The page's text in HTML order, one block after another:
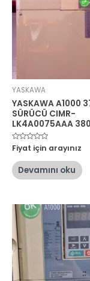
YASKAWA
YASKAWA A1000
SÜRÜCÜ CIMR-
LK4A0075AAA
5
üzerinden
oy
aldı
Fiyat için arayınız
Devamını oku